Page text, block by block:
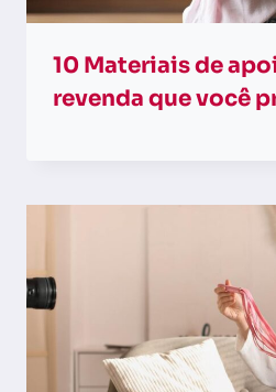
10 Materiais de
revenda que você